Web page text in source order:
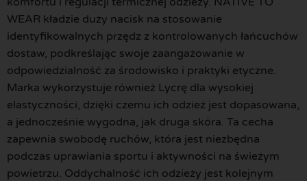
WEAR kładzie duży nacisk na stosowanie
identyfikowalnych przędz z kontrolowanych łańcuchów
dostaw, podkreślając swoje zaangażowanie w
odpowiedzialność za środowisko i praktyki etyczne.
Marka wykorzystuje również Lycrę dla wysokiej
elastyczności, dzięki czemu ich odzież jest dopasowana,
a jednocześnie wygodna, jak druga skóra. Ta cecha
zapewnia swobodę ruchów, która jest niezbędna
podczas uprawiania sportu i aktywności na świeżym
powietrzu. Oddychalność ich odzieży jest kolejnym